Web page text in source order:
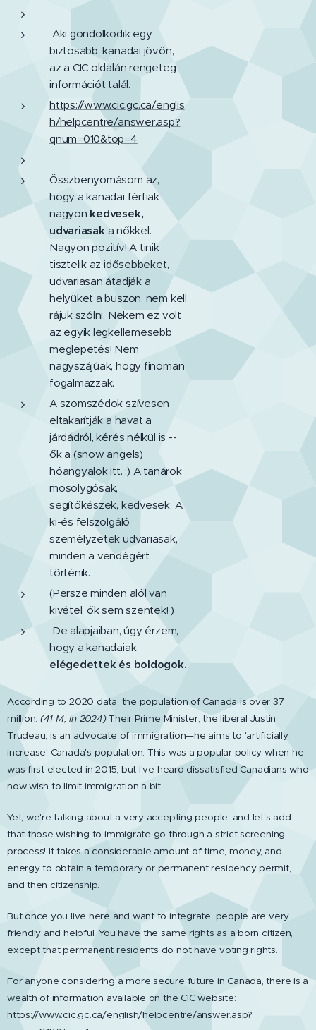
Aki gondolkodik egy
biztosabb, kanadai jövőn,
az a CIC oldalán rengeteg
információt talál.
https://www.cic.gc.ca/englis
h/helpcentre/answer.asp?
qnum=010&top=4
Összbenyomásom az,
hogy a kanadai férfiak
nagyon kedvesek,
udvariasak a nőkkel.
Nagyon pozitív! A tinik
tisztelik az idősebbeket,
udvariasan átadják a
helyüket a buszon, nem kell
rájuk szólni. Nekem ez volt
az egyik legkellemesebb
meglepetés! Nem
nagyszájúak, hogy finoman
fogalmazzak.
A szomszédok szívesen
eltakarítják a havat a
járdádról, kérés nélkül is --
ők a (snow angels)
hóangyalok itt. :) A tanárok
mosolygósak,
segítőkészek, kedvesek. A
ki-és felszolgáló
személyzetek udvariasak,
minden a vendégért
történik.
(Persze minden alól van
kivétel, ők sem szentek! )
De alapjaiban, úgy érzem,
hogy a kanadaiak
elégedettek és boldogok.
According to 2020 data, the population of Canada is over 37
million. (41 M, in 2024)Their Prime Minister, the liberal Justin
Trudeau, is an advocate of immigration—he aims to 'artificially
increase' Canada's population. This was a popular policy when he
was first elected in 2015, but I've heard dissatisfied Canadians who
now wish to limit immigration a bit...
Yet, we're talking about a very accepting people, and let's add
that those wishing to immigrate go through a strict screening
process! It takes a considerable amount of time, money, and
energy to obtain a temporary or permanent residency permit,
and then citizenship.
But once you live here and want to integrate, people are very
friendly and helpful. You have the same rights as a born citizen,
except that permanent residents do not have voting rights.
For anyone considering a more secure future in Canada, there is a
wealth of information available on the CIC website:
https://www.cic.gc.ca/english/helpcentre/answer.asp?